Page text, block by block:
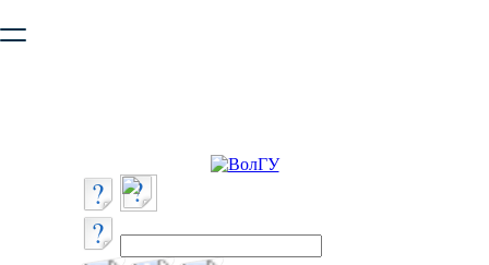
безопасную работу с сайтом. Пожалуйста